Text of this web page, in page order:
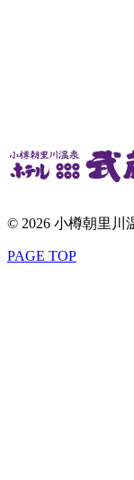
© 2026 小樽朝里川
PAGE TOP